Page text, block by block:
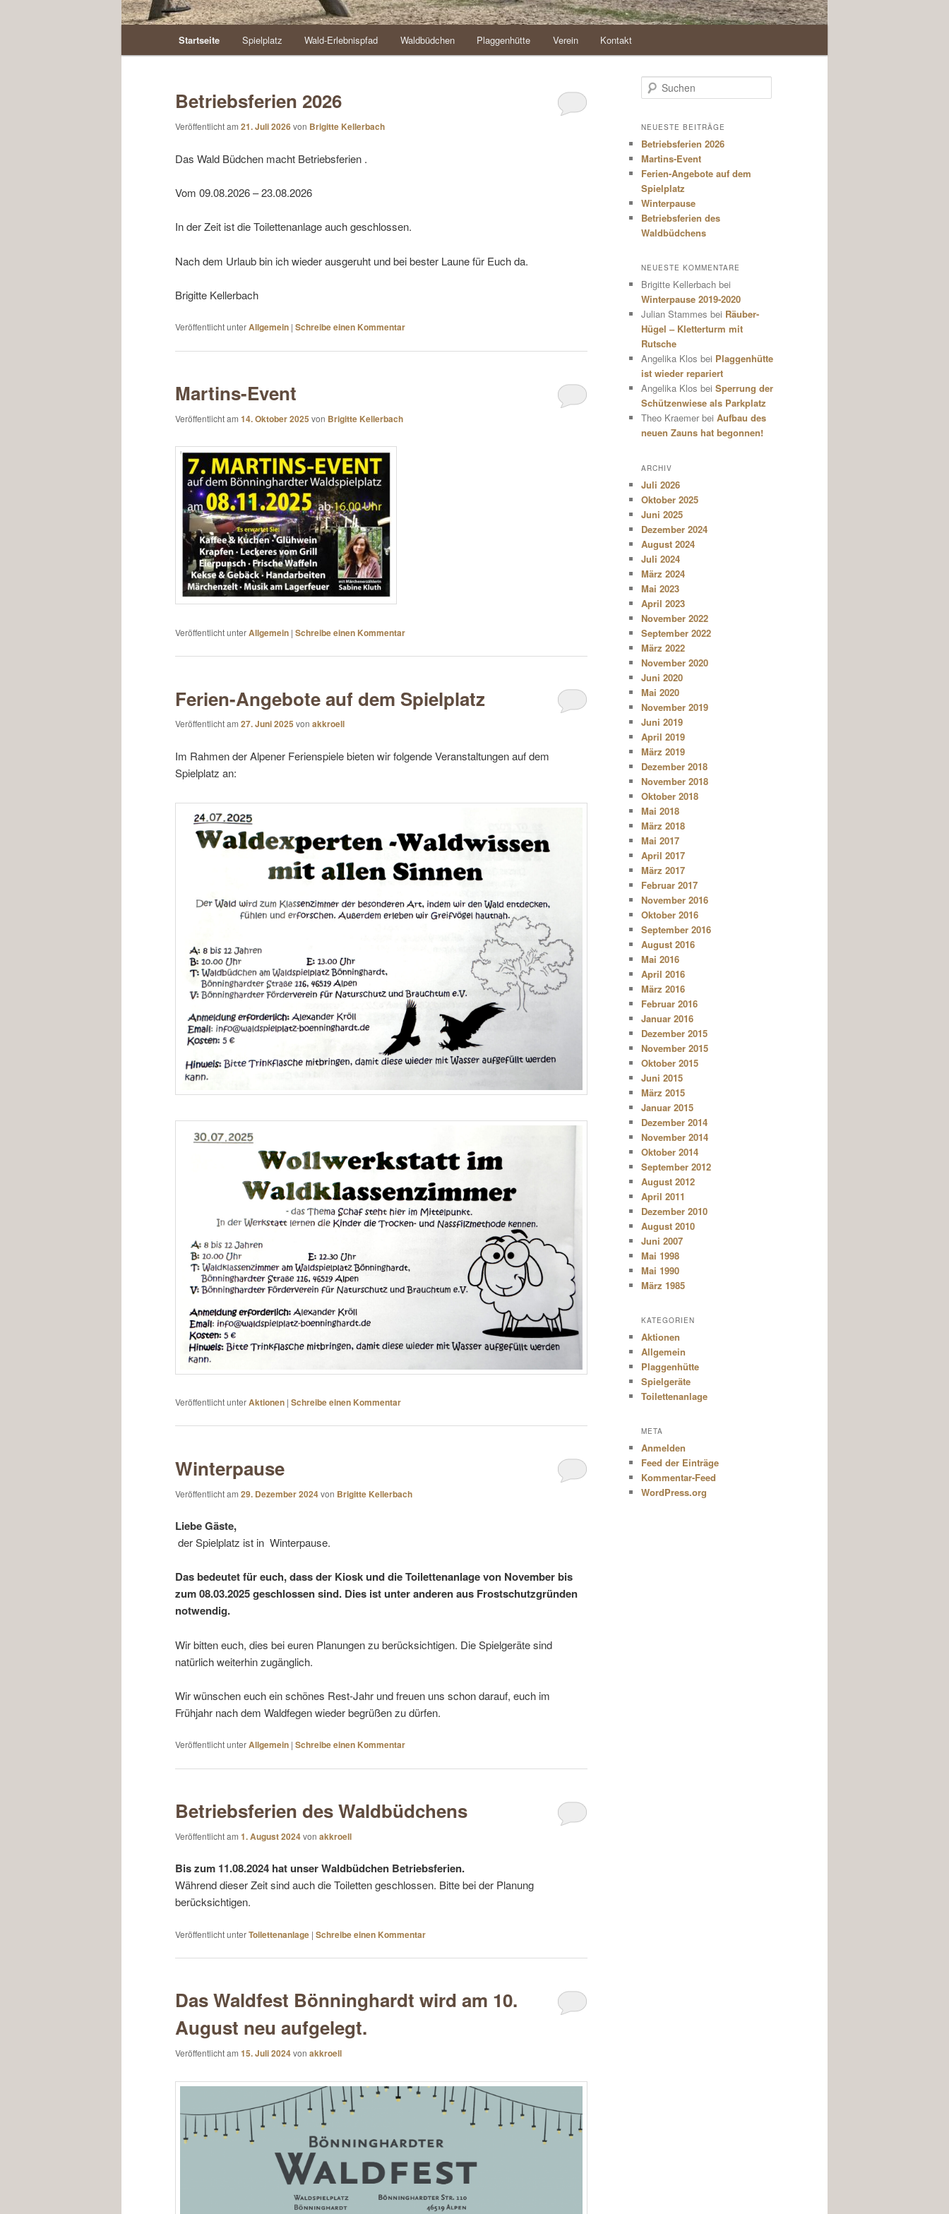
Startseite Spielplatz Wald-Erlebnispfad Waldbüdchen Plaggenhütte Verein Kontakt
Betriebsferien 2026
Veröffentlicht am 21. Juli 2026von Brigitte Kellerbach
Das Wald Büdchen macht Betriebsferien .
Vom 09.08.2026 – 23.08.2026
In der Zeit ist die Toilettenanlage auch geschlossen.
Nach dem Urlaub bin ich wieder ausgeruht und bei bester Laune für Euch da.
Brigitte Kellerbach
Veröffentlicht unterAllgemein | Schreibe einen Kommentar
Martins-Event
Veröffentlicht am 14. Oktober 2025 von Brigitte Kellerbach
Veröffentlicht unterAllgemein | Schreibe einen Kommentar
Ferien-Angebote auf dem Spielplatz
Veröffentlicht am 27. Juni 2025 von akkroell
Im Rahmen der Alpener Ferienspiele bieten wir folgende Veranstaltungen auf dem
Spielplatz an:
Veröffentlicht unterAktionen | Schreibe einen Kommentar
Winterpause
Veröffentlicht am 29. Dezember 2024von Brigitte Kellerbach
Liebe Gäste,
der Spielplatz ist in Winterpause.
Das bedeutet für euch, dass der Kiosk und die Toilettenanlage von November bis
zum 08.03.2025 geschlossen sind. Dies ist unter anderen aus Frostschutzgründen
notwendig.
Wir bitten euch, dies bei euren Planungen zu berücksichtigen. Die Spielgeräte sind
natürlich weiterhin zugänglich.
Wir wünschen euch ein schönes Rest-Jahr und freuen uns schon darauf, euch im
Frühjahr nach dem Waldfegen wieder begrüßen zu dürfen.
Veröffentlicht unterAllgemein | Schreibe einen Kommentar
Betriebsferien des Waldbüdchens
Veröffentlicht am 1. August 2024von akkroell
Bis zum 11.08.2024 hat unser Waldbüdchen Betriebsferien.
Während dieser Zeit sind auch die Toiletten geschlossen. Bitte bei der Planung
berücksichtigen.
Veröffentlicht unterToilettenanlage | Schreibe einen Kommentar
Das Waldfest Bönninghardt wird am 10.
August neu aufgelegt.
Veröffentlicht am 15. Juli 2024von akkroell
u
h
n
NEUESTE BEITRÄGE
Betriebsferien 2026
Martins-Event
Ferien-Angebote auf dem
Spielplatz
Winterpause
Betriebsferien des
Waldbüdchens
NEUESTE KOMMENTARE
Brigitte Kellerbach bei
Winterpause 2019-2020
Julian Stammes bei Räuber-
Hügel – Kletterturm mit
Rutsche
Angelika Klos bei Plaggenhütte
ist wieder repariert
Angelika Klos bei Sperrung der
Schützenwiese als Parkplatz
Theo Kraemer bei Aufbau des
neuen Zauns hat begonnen!
ARCHIV
Juli 2026
Oktober 2025
Juni 2025
Dezember 2024
August 2024
Juli 2024
März 2024
Mai 2023
April 2023
November 2022
September 2022
März 2022
November 2020
Juni 2020
Mai 2020
November 2019
Juni 2019
April 2019
März 2019
Dezember 2018
November 2018
Oktober 2018
Mai 2018
März 2018
Mai 2017
April 2017
März 2017
Februar 2017
November 2016
Oktober 2016
September 2016
August 2016
Mai 2016
April 2016
März 2016
Februar 2016
Januar 2016
Dezember 2015
November 2015
Oktober 2015
Juni 2015
März 2015
Januar 2015
Dezember 2014
November 2014
Oktober 2014
September 2012
August 2012
April 2011
Dezember 2010
August 2010
Juni 2007
Mai 1998
Mai 1990
März 1985
KATEGORIEN
Aktionen
Allgemein
Plaggenhütte
Spielgeräte
Toilettenanlage
META
Anmelden
Feed der Einträge
Kommentar-Feed
WordPress.org